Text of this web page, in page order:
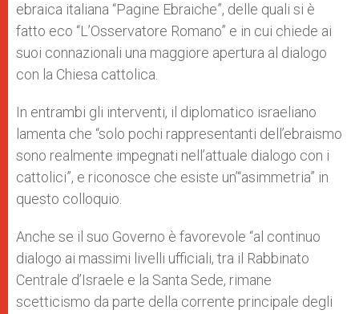
ebraica italiana “Pagine Ebraiche”, delle quali si è
fatto eco “L’Osservatore Romano” e in cui chiede ai
suoi connazionali una maggiore apertura al dialogo
con la Chiesa cattolica.
In entrambi gli interventi, il diplomatico israeliano
lamenta che “solo pochi rappresentanti dell’ebraismo
sono realmente impegnati nell’attuale dialogo con i
cattolici”, e riconosce che esiste un’“asimmetria” in
questo colloquio.
Anche se il suo Governo è favorevole “al continuo
dialogo ai massimi livelli ufficiali, tra il Rabbinato
Centrale d’Israele e la Santa Sede, rimane
scetticismo da parte della corrente principale degli